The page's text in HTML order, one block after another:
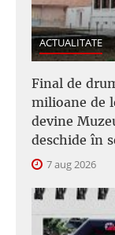
ACTUALITATE
Final de
milioane de
devine
deschide în
7 aug 2026